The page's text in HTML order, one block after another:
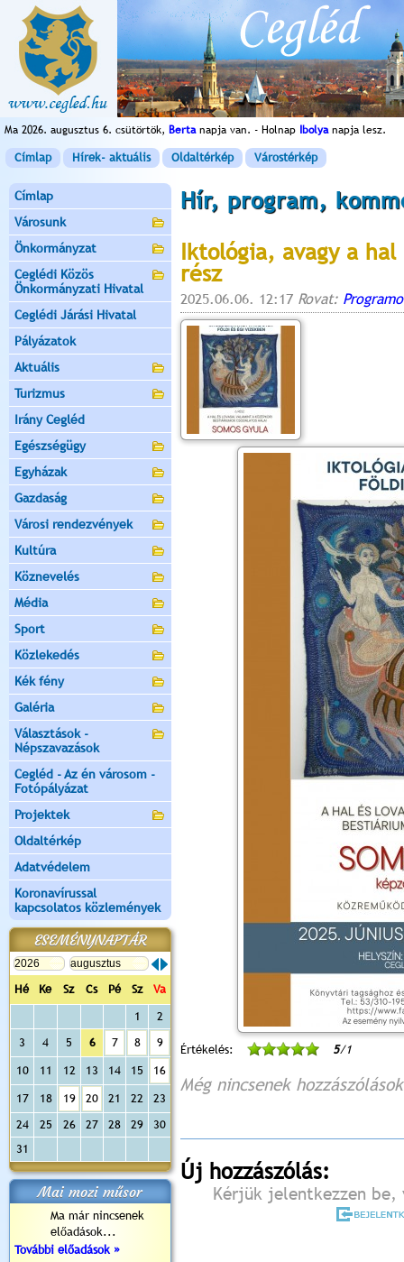
Ma 2026. augusztus 6. csütörtök, Bertanapja van. - Holnap Ibolyanapja lesz.
Címlap Hírek- aktuális Oldaltérkép Várostérkép
Címlap
Városunk
Önkormányzat
Ceglédi Közös
Önkormányzati Hivatal
Ceglédi Járási Hivatal
Pályázatok
Aktuális
Turizmus
Irány Cegléd
Egészségügy
Egyházak
Gazdaság
Városi rendezvények
Kultúra
Köznevelés
Média
Sport
Közlekedés
Kék fény
Galéria
Választások -
Népszavazások
Cegléd - Az én városom -
Fotópályázat
Projektek
Oldaltérkép
Adatvédelem
Koronavírussal
kapcsolatos közlemények
ESEMÉNYNAPTÁR
Hé Ke Sz Cs Pé Sz
Va
1
2
3
4 5 6 7 8 9
10 11 12 13 14 15 16
17 18 19 20 21 22
23
24
25 26 27 28 29
30
31
Mai mozi műsor
Ma már nincsenek
előadások...
További előadások »
Hír, program,
Iktológia, avagy a
rész
2025.06.06. 12:17 Rovat:
Értékelés: 5/1
Még nincsenek hozzászólások
Új hozzászólás:
Kérjük jelentkezzen be,